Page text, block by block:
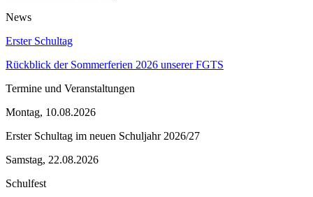
News
Erster Schultag
Rückblick der Sommerferien 2026 unserer FGTS
Termine und Veranstaltungen
Montag, 10.08.2026
Erster Schultag im neuen Schuljahr 2026/27
Samstag, 22.08.2026
Schulfest